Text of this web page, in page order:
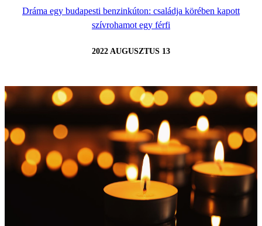
Dráma egy budapesti benzinkúton: családja körében kapott
szívrohamot egy férfi
2022 AUGUSZTUS 13